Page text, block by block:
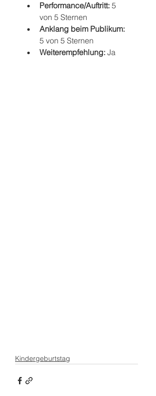
Performance/Auftritt: 5
von 5 Sternen
Anklang beim Publikum:
5 von 5 Sternen
Weiterempfehlung: Ja
Kindergeburtstag